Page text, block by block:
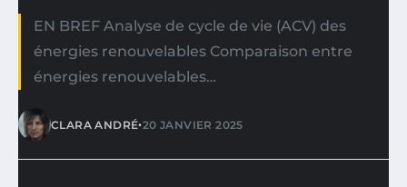
EN BREF Analyse de cycle de vie (ACV) des
énergies renouvelables Comparaison entre
énergies renouvelables…
CLARA ANDRÉ•20 JANVIER 2025